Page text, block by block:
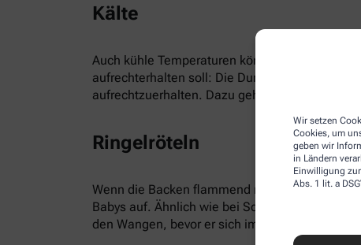
Wir setzen
Cookies, um
geben wir
in Ländern
Einwilligung
Abs. 1 lit. a
Kälte
Auch kühle Temperaturen können für rote
aufrechterhalten soll: Die Durchblutung wird
aufrechtzuerhalten. Dazu gehören neben dem
Ringelröteln
Wenn die Backen flammend rot sind, kann es
Babys auf. Ähnlich wie bei Scharlach,
den Wangen, bevor er sich im gesamten